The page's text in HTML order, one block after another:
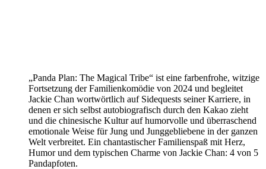
„Panda Plan: The Magical Tribe“ ist eine farbenfrohe, witzige
Fortsetzung der Familienkomödie von 2024 und begleitet
Jackie Chan wortwörtlich auf Sidequests seiner Karriere, in
denen er sich selbst autobiografisch durch den Kakao zieht
und die chinesische Kultur auf humorvolle und überraschend
emotionale Weise für Jung und Junggebliebene in der ganzen
Welt verbreitet. Ein chantastischer Familienspaß mit Herz,
Humor und dem typischen Charme von Jackie Chan: 4 von 5
Pandapfoten.